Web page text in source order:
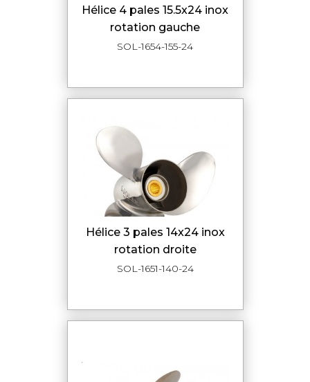
hélice 4 pales 15.5x24 inox
rotation gauche
SOL-1654-155-24
hélice 3 pales 14x24 inox
rotation droite
SOL-1651-140-24